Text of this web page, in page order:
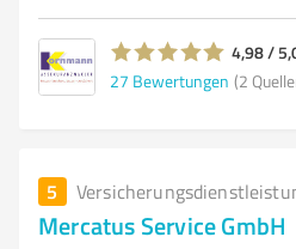
4,98 /
27 Bewertungen (2
5
Mercatus Service GmbH